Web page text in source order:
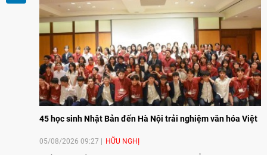
hoạt động trao đổi về văn hóa, giáo dục, du lịch, ẩm thực,
nghệ thuật và giao lưu thanh niên đã góp phần đưa quan hệ
Thái Lan - Việt Nam ngày càng gắn bó, gần gũi.
45 học sinh Nhật Bản đến Hà Nội trải nghiệm văn hóa Việt
05/08/2026 09:27 HỮU NGHỊ